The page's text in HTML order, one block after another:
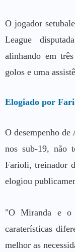
O jogador
League
alinhando em
golos e uma
Elogiado por
O desempenho
nos sub-19, não
Farioli, treinador
elogiou
"O Miranda e o
caraterísticas
melhor as